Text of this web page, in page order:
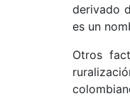
derivado
es un
Otros